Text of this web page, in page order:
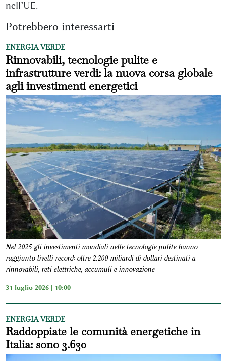
nell’UE.
Potrebbero interessarti
ENERGIA VERDE
Rinnovabili, tecnologie pulite e
infrastrutture verdi: la nuova corsa globale
agli investimenti energetici
Nel 2025 gli investimenti mondiali nelle tecnologie pulite hanno
raggiunto livelli record: oltre 2.200 miliardi di dollari destinati a
rinnovabili, reti elettriche, accumuli e innovazione
31 luglio 2026 | 10:00
ENERGIA VERDE
Raddoppiate le comunità energetiche in
Italia: sono 3.630